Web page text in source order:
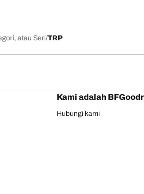
atau Seri TRP
Kami adalah
Hubungi kami